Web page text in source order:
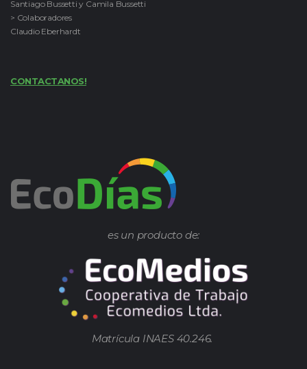
Santiago Bussetti y Camila Bussetti
> Colaboradores
Claudio Eberhardt
CONTACTANOS!
es un producto de:
Matrícula INAES 40.246.